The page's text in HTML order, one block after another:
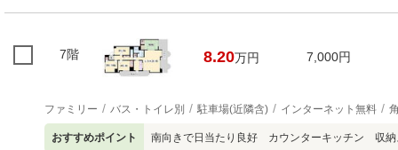
7階 8.20万円 7,000円
ファミリー バス・トイレ別 駐車場(近隣含) インターネット無料
おすすめポイント 南向きで日当たり良好 カウンターキッチン 収納